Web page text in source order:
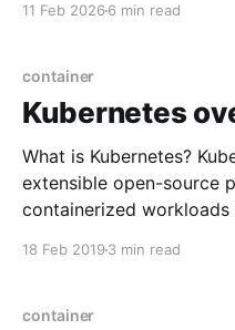
화면에 배치해
11 Feb 2026 6 min read
container
Kubernetes
What is Kubernetes? Kubernetes is a portable,
extensible open-source
containerized workloads
container) * Horizontal scaling * Automated rollouts
18 Feb 2019 3 min read
container